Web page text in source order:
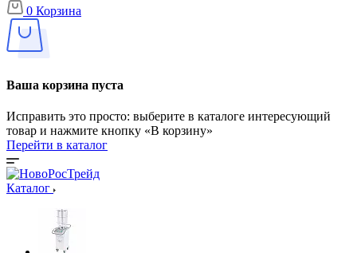
0 Корзина
Ваша корзина пуста
Исправить это просто: выберите в каталоге интересующий
товар и нажмите кнопку «В корзину»
Перейти в каталог
Каталог